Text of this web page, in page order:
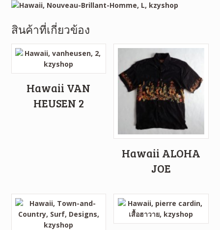
สินค้าที่เกี่ยวข้อง
Hawaii VAN
HEUSEN 2
Hawaii ALOHA
JOE